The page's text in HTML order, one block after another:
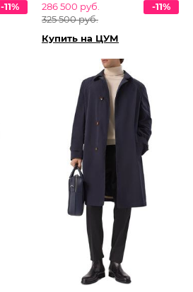
-11%
286 500 руб.
325 500 руб.
-11%
Купить на ЦУМ